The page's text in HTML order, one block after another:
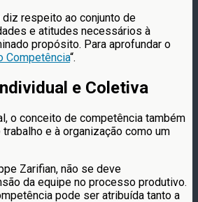
respeito ao conjunto de
e atitudes necessários à
propósito. Para aprofundar o
Competência“.
e Coletiva
o conceito de competência também
e à organização como um
Zarifian, não se deve
da equipe no processo produtivo.
pode ser atribuída tanto a